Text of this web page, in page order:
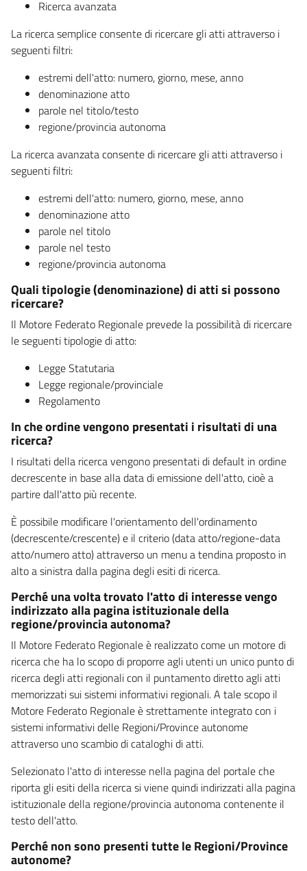
Ricerca avanzata
La ricerca semplice consente di ricercare gli atti attraverso i
seguenti filtri:
estremi dell'atto: numero, giorno, mese, anno
denominazione atto
parole nel titolo/testo
regione/provincia autonoma
La ricerca avanzata consente di ricercare gli atti attraverso i
seguenti filtri:
estremi dell'atto: numero, giorno, mese, anno
denominazione atto
parole nel titolo
parole nel testo
regione/provincia autonoma
Quali tipologie (denominazione) di atti si possono
ricercare?
Il Motore Federato Regionale prevede la possibilità di ricercare
le seguenti tipologie di atto:
Legge Statutaria
Legge regionale/provinciale
Regolamento
In che ordine vengono presentati i risultati di una
ricerca?
I risultati della ricerca vengono presentati di default in ordine
decrescente in base alla data di emissione dell'atto, cioè a
partire dall'atto più recente.
È possibile modificare l'orientamento dell'ordinamento
(decrescente/crescente) e il criterio (data atto/regione-data
atto/numero atto) attraverso un menu a tendina proposto in
alto a sinistra dalla pagina degli esiti di ricerca.
Perché una volta trovato l'atto di interesse vengo
indirizzato alla pagina istituzionale della
regione/provincia autonoma?
Il Motore Federato Regionale è realizzato come un motore di
ricerca che ha lo scopo di proporre agli utenti un unico punto di
ricerca degli atti regionali con il puntamento diretto agli atti
memorizzati sui sistemi informativi regionali. A tale scopo il
Motore Federato Regionale è strettamente integrato con i
sistemi informativi delle Regioni/Province autonome
attraverso uno scambio di cataloghi di atti.
Selezionato l'atto di interesse nella pagina del portale che
riporta gli esiti della ricerca si viene quindi indirizzati alla pagina
istituzionale della regione/provincia autonoma contenente il
testo dell'atto.
Perché non sono presenti tutte le Regioni/Province
autonome?